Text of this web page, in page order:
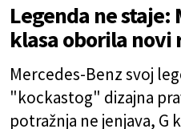
Legenda ne staje:
klasa oborila novi
Mercedes-Benz svoj
"kockastog" dizajna
potražnja ne jenjava, G